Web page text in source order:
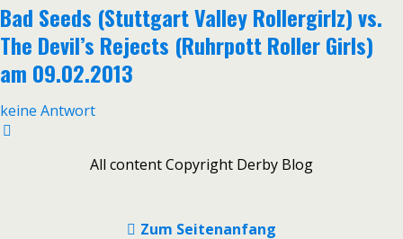
Bad Seeds (Stuttgart Valley Rollergirlz) vs.
The Devil’s Rejects (Ruhrpott Roller Girls)
am 09.02.2013
keine Antwort
All content Copyright Derby Blog
Zum Seitenanfang